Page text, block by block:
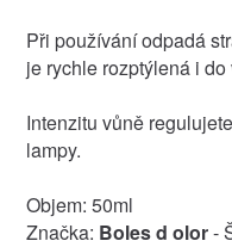
Při používání odpadá
je rychle rozptýlená i do
Intenzitu vůně
lampy.
Objem: 50ml
Značka: Boles d olor-